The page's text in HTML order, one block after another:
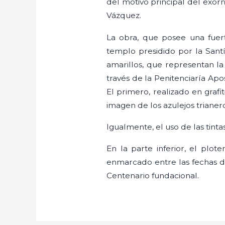
del motivo principal del
Vázquez.
La obra, que posee una
templo presidido por la
amarillos, que representan
través de la Penitenciaría
El primero, realizado en
imagen de los azulejos
Igualmente, el uso de las
En la parte inferior, el
enmarcado entre las fechas
Centenario fundacional.